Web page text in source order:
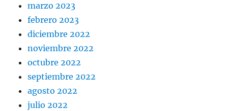
marzo 2023
febrero 2023
diciembre 2022
noviembre 2022
octubre 2022
septiembre 2022
agosto 2022
julio 2022